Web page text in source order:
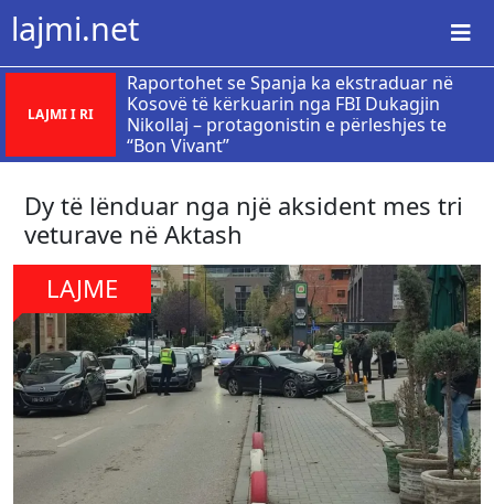
lajmi.net
LAJMI I RI
Raportohet se Spanja ka ekstraduar në
Kosovë të kërkuarin nga FBI Dukagjin
Nikollaj – protagonistin e përleshjes te
“Bon Vivant”
Dy të lënduar nga një aksident mes tri
veturave në Aktash
LAJME